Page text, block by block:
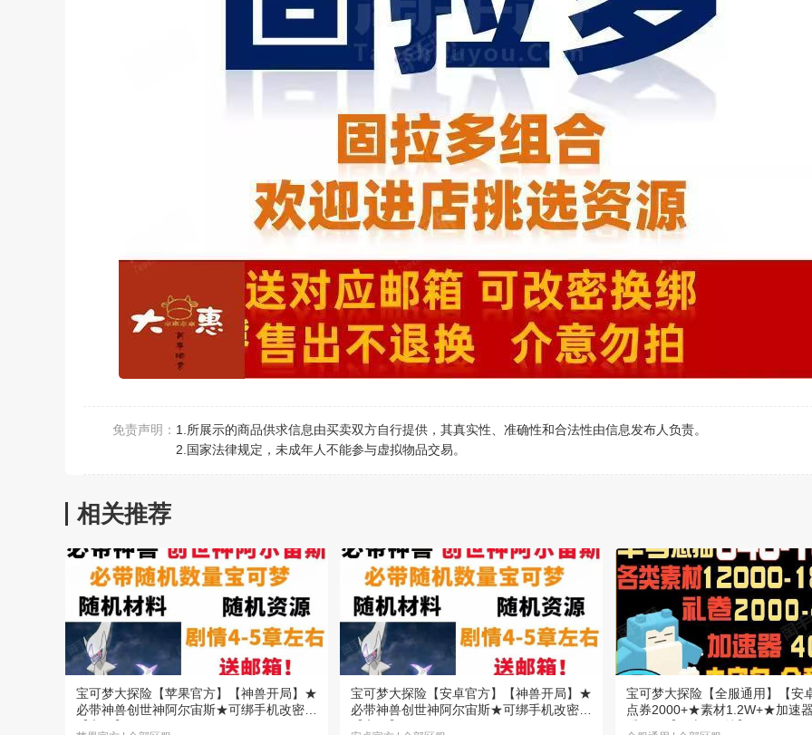
免责声明： 1.所展示的商品供求信息由买卖双方自行提供，其真实性、准确性和合法性由信息发布人负责。
2.国家法律规定，未成年人不能参与虚拟物品交易。
相关推荐
宝可梦大探险【苹果官方】【神兽开局】★
必带神兽创世神阿尔宙斯★可绑手机改密
宝可梦大探险【安卓官方】【神兽开局】★
必带神兽创世神阿尔宙斯★可绑手机改密
宝可梦大探险【全服通用】【安
点券2000+★素材1.2W+★加速